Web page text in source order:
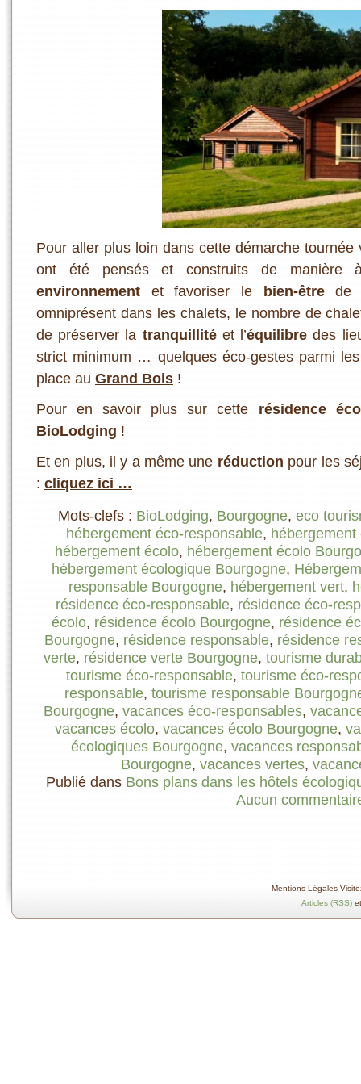
Pour aller plus loin dans cette démarche
ont été pensés et construits de manière
environnement et favoriser le bien-êtrede
omniprésent dans les chalets, le nombre de
de préserver la tranquillitéet l’équilibre des
strict minimum … quelques éco-gestes parmi
place au Grand Bois !
Pour en savoir plus sur cette résidence
BioLodging !
Et en plus, il y a même une réduction pour les
: cliquez ici …
Mots-clefs : BioLodging, Bourgogne, eco
hébergement éco-responsable,
hébergement écolo, hébergement écolo
hébergement écologique Bourgogne,
responsable Bourgogne, hébergement vert,
résidence éco-responsable, résidence éco-
écolo, résidence écolo Bourgogne, résidence
Bourgogne, résidence responsable, résidence
verte, résidence verte Bourgogne, tourisme
tourisme éco-responsable, tourisme éco-
responsable, tourisme responsable
Bourgogne, vacances éco-responsables,
vacances écolo, vacances écolo Bourgogne,
écologiques Bourgogne, vacances
Bourgogne, vacances vertes,
Publié dans Bons plans dans les hôtels
Aucun
Mentions Légales
Articles (RSS)